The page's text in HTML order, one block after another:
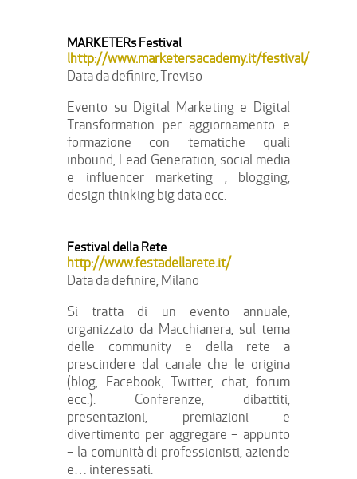
MARKETERs Festival
lhttp://www.marketersacademy.it/festival/
Data da definire, Treviso
Evento su Digital Marketing e Digital
Transformation per aggiornamento e
formazione con tematiche quali
inbound, Lead Generation, social media
e influencer marketing , blogging,
design thinking big data ecc.
Festival della Rete
http://www.festadellarete.it/
Data da definire, Milano
Si tratta di un evento annuale,
organizzato da Macchianera, sul tema
delle community e della rete a
prescindere dal canale che le origina
(blog, Facebook, Twitter, chat, forum
ecc.). Conferenze, dibattiti,
presentazioni, premiazioni e
divertimento per aggregare – appunto
– la comunità di professionisti, aziende
e… interessati.